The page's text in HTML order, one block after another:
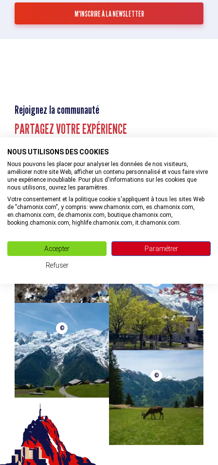
Rejoignez la communauté
PARTAGEZ VOTRE EXPÉRIENCE
©
©
NOUS UTILISONS DES COOKIES
Nous pouvons les placer pour analyser les données de nos visiteurs,
améliorer notre site Web, afficher un contenu personnalisé et vous faire vivre
une expérience inoubliable. Pour plus d'informations sur les cookies que
nous utilisons, ouvrez les paramètres.
Votre consentement et la politique cookie s'appliquent à tous les sites Web
de "chamonix.com", y compris: www.chamonix.com, es.chamonix.com,
en.chamonix.com, de.chamonix.com, boutique.chamonix.com,
booking.chamonix.com, highlife.chamonix.com, it.chamonix.com.
Accepter Paramétrer
Refuser